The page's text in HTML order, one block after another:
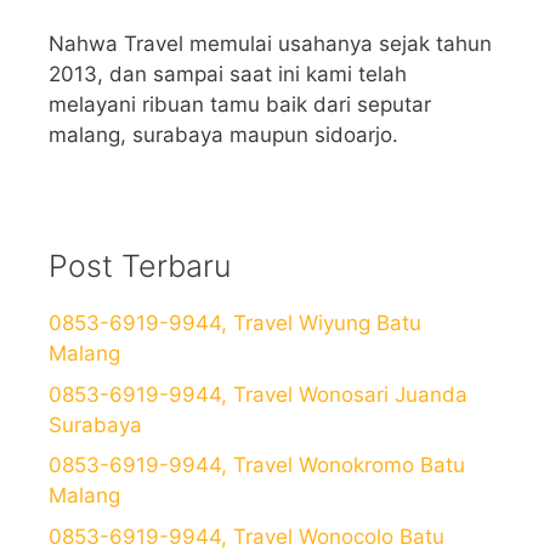
Nahwa Travel memulai usahanya sejak tahun
2013, dan sampai saat ini kami telah
melayani ribuan tamu baik dari seputar
malang, surabaya maupun sidoarjo.
Post Terbaru
0853-6919-9944, Travel Wiyung Batu
Malang
0853-6919-9944, Travel Wonosari Juanda
Surabaya
0853-6919-9944, Travel Wonokromo Batu
Malang
0853-6919-9944, Travel Wonocolo Batu